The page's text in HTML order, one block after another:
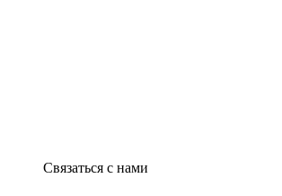
Связаться с нами